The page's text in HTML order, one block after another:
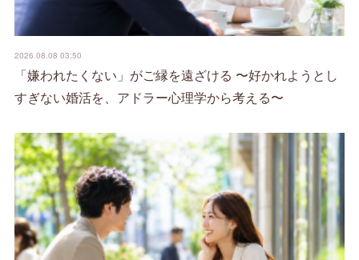
2026.08.08 03:50
「嫌われたくない」がご縁を遠ざける 〜好かれようとし
すぎない婚活を、アドラー心理学から考える〜